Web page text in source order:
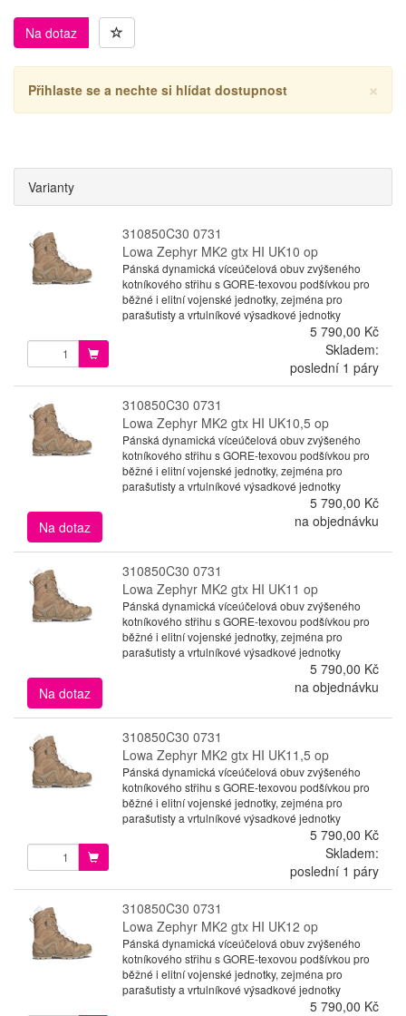
Na dotaz
×
Přihlaste se a nechte si hlídat dostupnost
Varianty
310850C30 0731
Lowa Zephyr MK2 gtx HI UK10 op
Pánská dynamická víceúčelová obuv zvýšeného
kotníkového střihu s GORE-texovou podšívkou pro
běžné i elitní vojenské jednotky, zejména pro
parašutisty a vrtulníkové výsadkové jednotky
5 790,00 Kč
Skladem:
poslední 1 páry
310850C30 0731
Lowa Zephyr MK2 gtx HI UK10,5 op
Pánská dynamická víceúčelová obuv zvýšeného
kotníkového střihu s GORE-texovou podšívkou pro
běžné i elitní vojenské jednotky, zejména pro
parašutisty a vrtulníkové výsadkové jednotky
5 790,00 Kč
Na dotaz
na objednávku
310850C30 0731
Lowa Zephyr MK2 gtx HI UK11 op
Pánská dynamická víceúčelová obuv zvýšeného
kotníkového střihu s GORE-texovou podšívkou pro
běžné i elitní vojenské jednotky, zejména pro
parašutisty a vrtulníkové výsadkové jednotky
5 790,00 Kč
Na dotaz
na objednávku
310850C30 0731
Lowa Zephyr MK2 gtx HI UK11,5 op
Pánská dynamická víceúčelová obuv zvýšeného
kotníkového střihu s GORE-texovou podšívkou pro
běžné i elitní vojenské jednotky, zejména pro
parašutisty a vrtulníkové výsadkové jednotky
5 790,00 Kč
Skladem:
poslední 1 páry
310850C30 0731
Lowa Zephyr MK2 gtx HI UK12 op
Pánská dynamická víceúčelová obuv zvýšeného
kotníkového střihu s GORE-texovou podšívkou pro
běžné i elitní vojenské jednotky, zejména pro
parašutisty a vrtulníkové výsadkové jednotky
5 790,00 Kč